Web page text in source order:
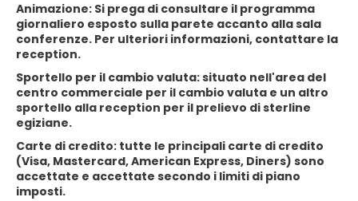
Animazione: Si prega di consultare il programma
giornaliero esposto sulla parete accanto alla sala
conferenze. Per ulteriori informazioni, contattare la
reception.
Sportello per il cambio valuta: situato nell'area del
centro commerciale per il cambio valuta e un altro
sportello alla reception per il prelievo di sterline
egiziane.
Carte di credito: tutte le principali carte di credito
(Visa, Mastercard, American Express, Diners) sono
accettate e accettate secondo i limiti di piano
imposti.